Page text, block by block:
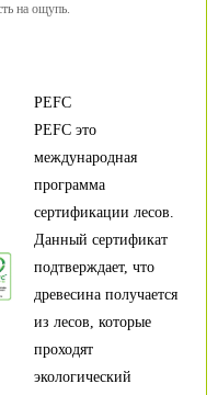
на ощупь.
PEFC
PEFC это
международная
программа
сертификации лесов.
Данный сертификат
подтверждает, что
древесина получается
из лесов, которые
проходят
экологический